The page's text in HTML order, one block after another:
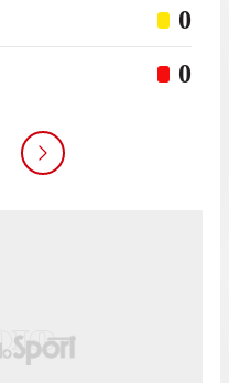
0
0